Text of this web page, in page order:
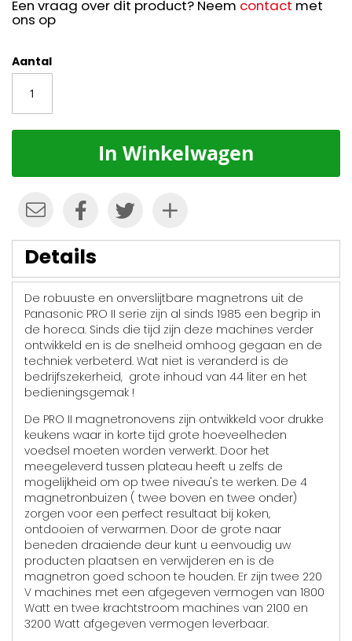
Een vraag over dit product? Neem contact met
ons op
Aantal
In Winkelwagen
Details
De robuuste en onverslijtbare magnetrons uit de
Panasonic PRO II serie zijn al sinds 1985 een begrip in
de horeca. Sinds die tijd zijn deze machines verder
ontwikkeld en is de snelheid omhoog gegaan en de
techniek verbeterd. Wat niet is veranderd is de
bedrijfszekerheid, grote inhoud van 44 liter en het
bedieningsgemak !
De PRO II magnetronovens zijn ontwikkeld voor drukke
keukens waar in korte tijd grote hoeveelheden
voedsel moeten worden verwerkt. Door het
meegeleverd tussen plateau heeft u zelfs de
mogelijkheid om op twee niveau's te werken. De 4
magnetronbuizen ( twee boven en twee onder)
zorgen voor een perfect resultaat bij koken,
ontdooien of verwarmen. Door de grote naar
beneden draaiende deur kunt u eenvoudig uw
producten plaatsen en verwijderen en is de
magnetron goed schoon te houden. Er zijn twee 220
V machines met een afgegeven vermogen van 1800
Watt en twee krachtstroom machines van 2100 en
3200 Watt afgegeven vermogen leverbaar.